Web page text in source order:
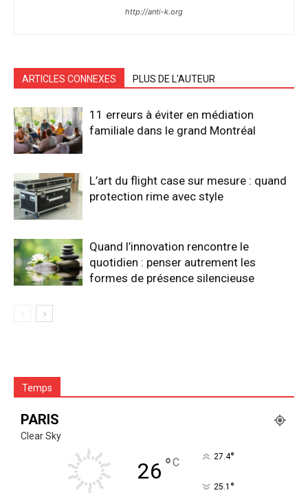
http://anti-k.org
ARTICLES CONNEXES PLUS DE L'AUTEUR
11 erreurs à éviter en médiation
familiale dans le grand Montréal
L’art du flight case sur mesure : quand
protection rime avec style
Quand l’innovation rencontre le
quotidien : penser autrement les
formes de présence silencieuse
Temps
PARIS
Clear Sky
26 °C 27.4°
25.1 °